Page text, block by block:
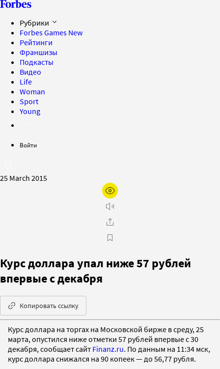
Рубрики
Forbes Games New
Рейтинги
Франшизы
Подкасты
Видео
Life
Woman
Sport
Young
Войти
25 March 2015
Курс доллара упал ниже 57 рублей
впервые с декабря
Копировать ссылку
Курс доллара на торгах на Московской бирже в среду, 25
марта, опустился ниже отметки 57 рублей впервые с 30
декабря, сообщает сайт Finanz.ru. По данным на 11:34 мск,
курс доллара снижался на 90 копеек — до 56,77 рубля.